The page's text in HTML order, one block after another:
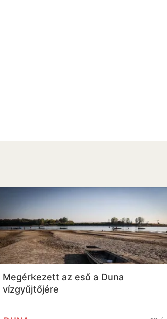
Megérkezett az eső a Duna
vízgyűjtőjére